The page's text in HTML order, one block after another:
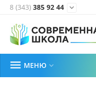
8 (343) 385 92 44 
 МЕНЮ 